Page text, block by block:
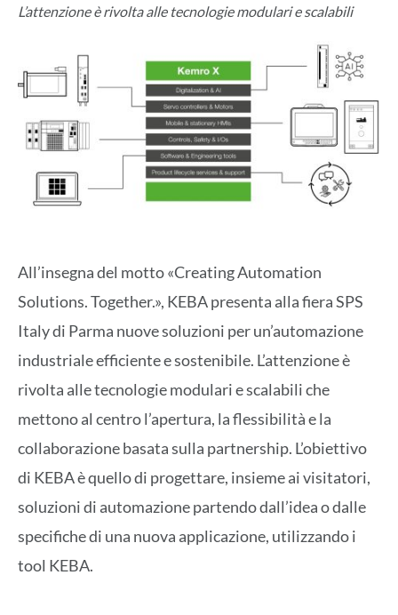
L’attenzione è rivolta alle tecnologie modulari e scalabili
All’insegna del motto «Creating Automation
Solutions. Together.», KEBA presenta alla fiera SPS
Italy di Parma nuove soluzioni per un’automazione
industriale efficiente e sostenibile. L’attenzione è
rivolta alle tecnologie modulari e scalabili che
mettono al centro l’apertura, la flessibilità e la
collaborazione basata sulla partnership. L’obiettivo
di KEBA è quello di progettare, insieme ai visitatori,
soluzioni di automazione partendo dall’idea o dalle
specifiche di una nuova applicazione, utilizzando i
tool KEBA.